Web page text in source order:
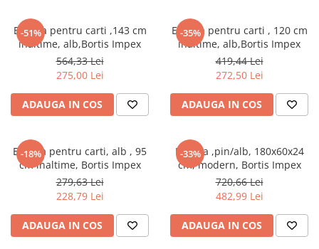
-51%
Etajera pentru carti ,143 cm
inaltime, alb,Bortis Impex
564,33 Lei
275,00 Lei
ADAUGA IN COS
-35%
Etajera pentru carti , 120 cm
inaltime, alb,Bortis Impex
419,44 Lei
272,50 Lei
ADAUGA IN COS
-18%
Etajera pentru carti, alb , 95
cm inaltime, Bortis Impex
279,63 Lei
228,79 Lei
ADAUGA IN COS
-33%
Etajera ,pin/alb, 180x60x24
cm, modern, Bortis Impex
720,66 Lei
482,99 Lei
ADAUGA IN COS